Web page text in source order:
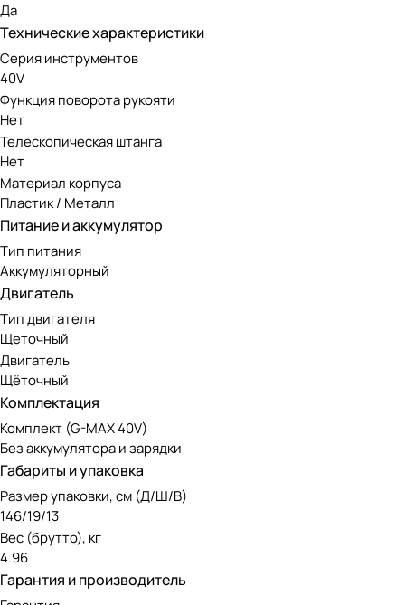
К преимуществу этого штангового кустореза-высотореза
земле и работать кусторезом с выдвижной штангой будет
Для еще более безопасной работы кусторез оснащён
Двигатель имеет защиту от перегрузки повышает
более компактными и удобными транспортировку и
Аккумуляторная линейка
Модель работает от аккумуляторов 40V, совместимых со
инструменты для большинства видов садовых работ.
Да
Технические характеристики
Серия инструментов
40V
Функция поворота рукояти
Нет
Телескопическая штанга
Нет
Материал корпуса
Пластик / Металл
Питание и аккумулятор
Тип питания
Аккумуляторный
Двигатель
Тип двигателя
Щеточный
Двигатель
Щёточный
Комплектация
Комплект (G-MAX 40V)
Без аккумулятора и зарядки
Габариты и упаковка
Размер упаковки, см (Д/Ш/В)
146/19/13
Вес (брутто), кг
4.96
Гарантия и производитель